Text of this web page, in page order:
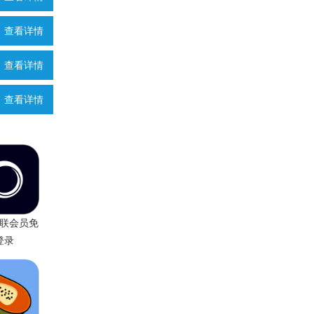
查看详情
查看详情
查看详情
会员免
录